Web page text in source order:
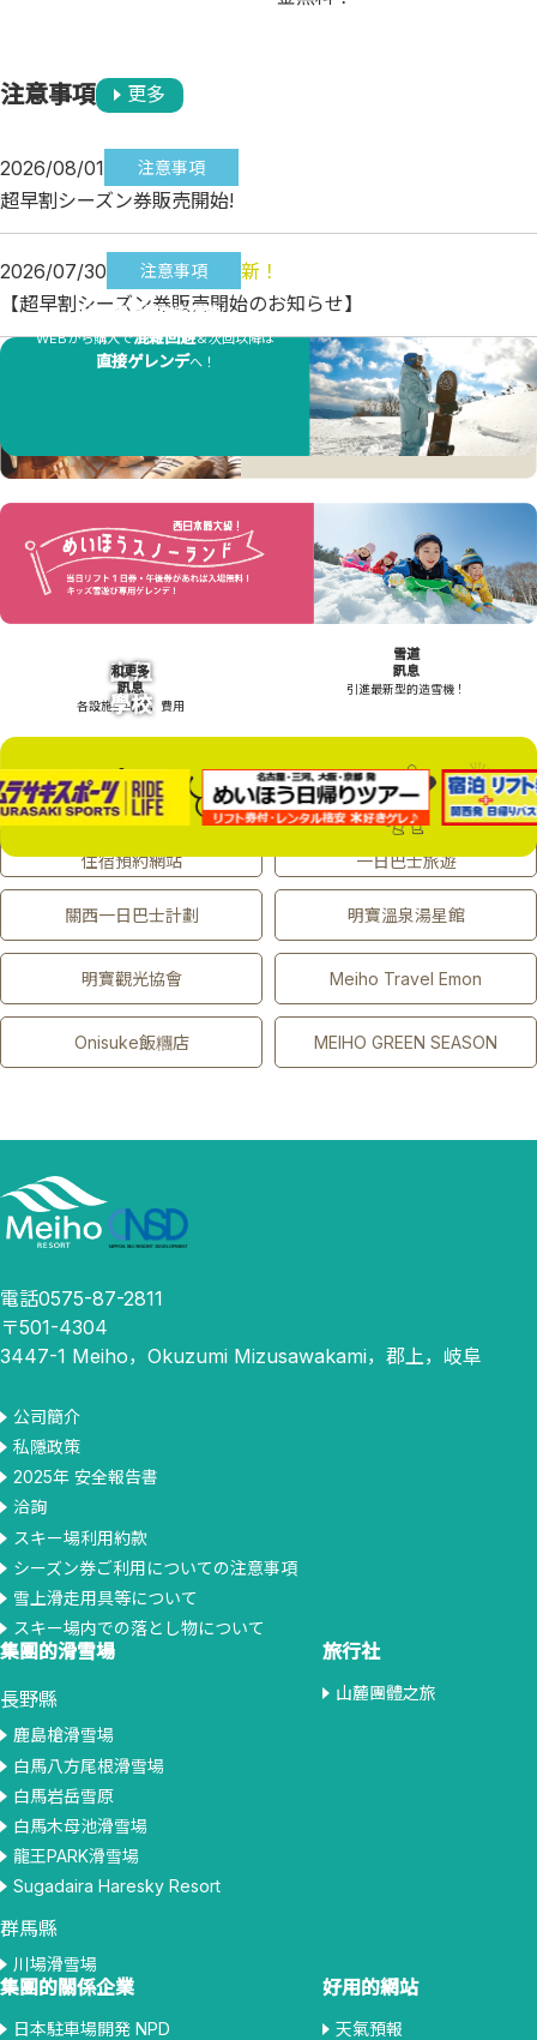
注意事項 更多
2026/08/01 注意事項
超早割シーズン券販売開始!
2026/07/30 注意事項
新！
【超早割シーズン券販売開始のお知らせ】
WEB購買絕對有優勢！
WEBから購入で混雑回避＆次回以降は
直接ゲレンデへ！
出租
雪道
訊息
引進最新型的造雪機！
和更多
訊息
各設施，時間，費用
學校
住宿預約網站
來自名古屋，三河，一宮，岐阜
一日巴士旅遊
關西一日巴士計劃 明寶溫泉湯星館
明寶觀光協會 Meiho Travel Emon
Onisuke飯糰店 MEIHO GREEN SEASON
電話0575-87-2811
〒501-4304
3447-1 Meiho，Okuzumi Mizusawakami，郡上，岐阜
公司簡介
私隱政策
2025年 安全報告書
洽詢
スキー場利用約款
シーズン券ご利用についての注意事項
雪上滑走用具等について
スキー場内での落とし物について
集團的滑雪場
長野縣
鹿島槍滑雪場
白馬八方尾根滑雪場
白馬岩岳雪原
白馬木母池滑雪場
龍王PARK滑雪場
Sugadaira Haresky Resort
群馬縣
川場滑雪場
旅行社
山麓團體之旅
集團的關係企業
日本駐車場開発 NPD
好用的網站
天氣預報